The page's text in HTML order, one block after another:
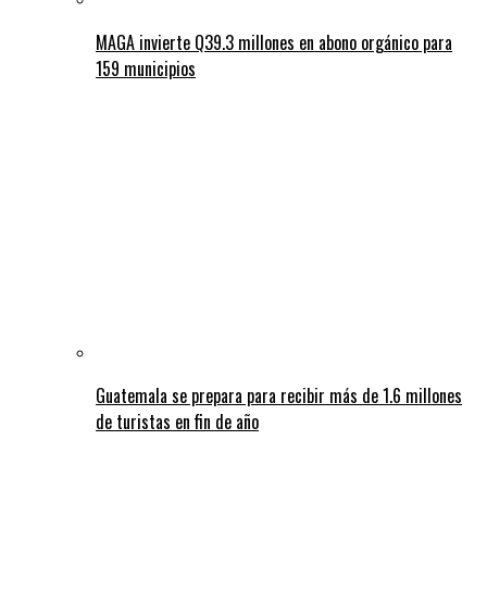
MAGA invierte Q39.3 millones en abono orgánico para
159 municipios
Guatemala se prepara para recibir más de 1.6 millones
de turistas en fin de año